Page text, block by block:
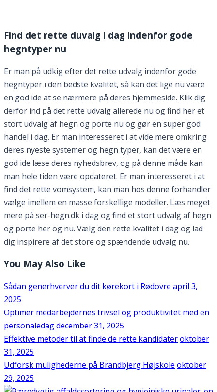
Find det rette duvalg i dag indenfor gode
hegntyper nu
Er man på udkig efter det rette udvalg indenfor gode
hegntyper i den bedste kvalitet, så kan det lige nu være
en god ide at se nærmere på deres hjemmeside. Klik dig
derfor ind på det rette udvalg allerede nu og find her et
stort udvalg af hegn og porte nu og gør en super god
handel i dag. Er man interesseret i at vide mere omkring
deres nyeste systemer og hegn typer, kan det være en
god ide læse deres nyhedsbrev, og på denne måde kan
man hele tiden være opdateret. Er man interesseret i at
find det rette vomsystem, kan man hos denne forhandler
vælge imellem en masse forskellige modeller. Læs meget
mere på ser-hegn.dk i dag og find et stort udvalg af hegn
og porte her og nu. Vælg den rette kvalitet i dag og lad
dig inspirere af det store og spændende udvalg nu.
You May Also Like
Sådan generhverver du dit kørekort i Rødovre april 3,
2025
Optimer medarbejdernes trivsel og produktivitet med en
personaledagdecember 31, 2025
Effektive metoder til at finde de rette kandidateroktober
31, 2025
Udforsk mulighederne på Brandbjerg Højskole oktober
29, 2025